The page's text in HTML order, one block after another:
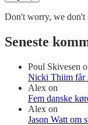
Don't worry, we don't
Seneste
Poul Skivesen
Nicki Thiim får
Alex on
Fem danske
Alex on
Jason Watt om